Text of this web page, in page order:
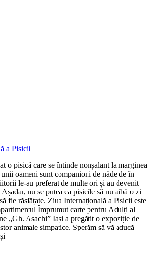
a Pisicii
o pisică care se întinde nonșalant la marginea
oameni sunt companioni de nădejde în
le-au preferat de multe ori și au devenit
nu se putea ca pisicile să nu aibă o zi
fie răsfățate. Ziua Internațională a Pisicii este
Împrumut carte pentru Adulți al
„Gh. Asachi” Iași a pregătit o expoziție de
animale simpatice. Sperăm să vă aducă